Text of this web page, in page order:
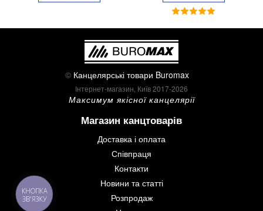
© Канцелярські товари Buromax
Інтернет-магазин, Київ 2017-2026
Максимум якісної канцелярії
Магазин канцтоварів
Доставка і оплата
Співпраця
Контакти
Новини та статті
Розпродаж
КНОПКА
ЗВ'ЯЗКУ